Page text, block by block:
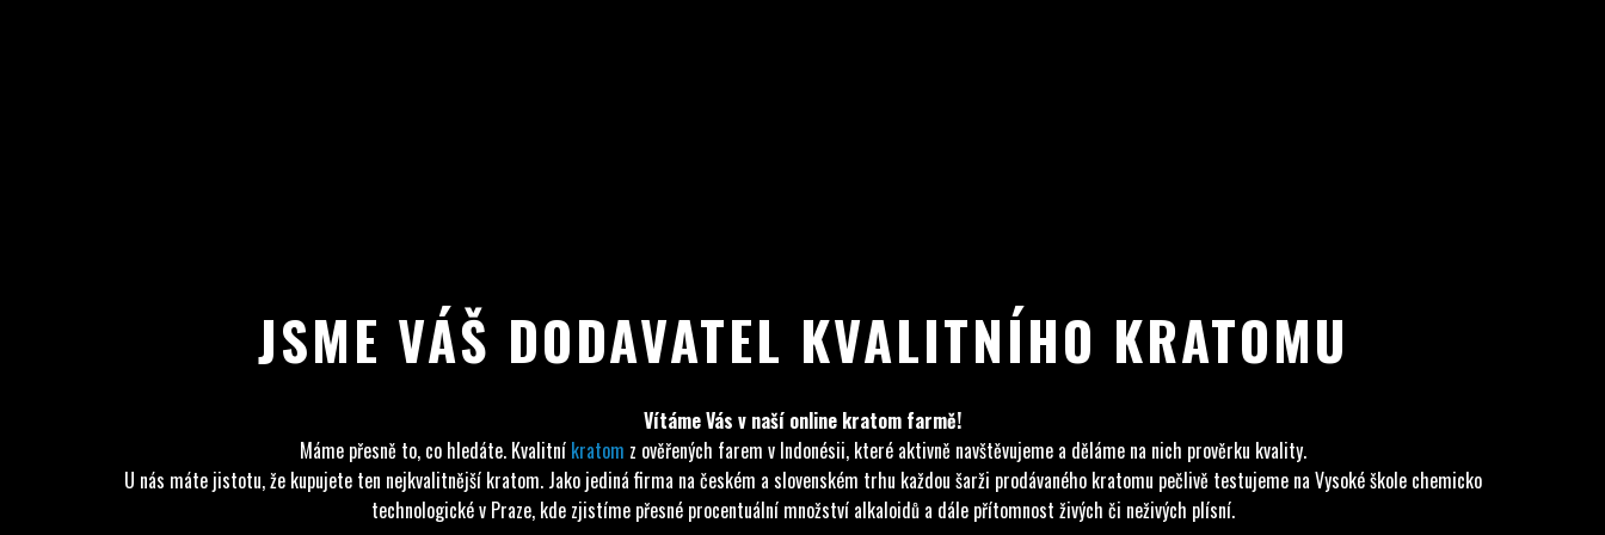
JSME VÁŠ DODAVATEL KVALITNÍHO KRATOMU
Vítáme Vás v naší online kratom farmě!
Máme přesně to, co hledáte. Kvalitní kratom z ověřených farem v Indonésii, které aktivně navštěvujeme a děláme na nich prověrku kvality.
U nás máte jistotu, že kupujete ten nejkvalitnější kratom. Jako jediná firma na českém a slovenském trhu každou šarži prodávaného kratomu pečlivě testujeme na Vysoké škole chemicko
technologické v Praze, kde zjistíme přesné procentuální množství alkaloidů a dále přítomnost živých či neživých plísní.